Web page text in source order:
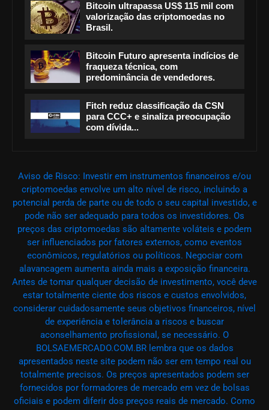
Bitcoin ultrapassa US$ 115 mil com
valorização das criptomoedas no
Brasil.
Bitcoin Futuro apresenta indícios de
fraqueza técnica, com
predominância de vendedores.
Fitch reduz classificação da CSN
para CCC+ e sinaliza preocupação
com dívida...
Aviso de Risco: Investir em instrumentos financeiros e/ou
criptomoedas envolve um alto nível de risco, incluindo a
potencial perda de parte ou de todo o seu capital investido, e
pode não ser adequado para todos os investidores. Os
preços das criptomoedas são altamente voláteis e podem
ser influenciados por fatores externos, como eventos
econômicos, regulatórios ou políticos. Negociar com
alavancagem aumenta ainda mais a exposição financeira.
Antes de tomar qualquer decisão de investimento, você deve
estar totalmente ciente dos riscos e custos envolvidos,
considerar cuidadosamente seus objetivos financeiros, nível
de experiência e tolerância a riscos e buscar
aconselhamento profissional, se necessário. O
BOLSAEMERCADO.COM.BR lembra que os dados
apresentados neste site podem não ser em tempo real ou
totalmente precisos. Os preços apresentados podem ser
fornecidos por formadores de mercado em vez de bolsas
oficiais e podem diferir dos preços reais de mercado. Como